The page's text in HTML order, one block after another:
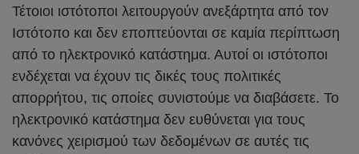
Τέτοιοι ιστότοποι λειτουργούν ανεξάρτητα από τον
Ιστότοπο και δεν εποπτεύονται σε καμία περίπτωση
από το ηλεκτρονικό κατάστημα. Αυτοί οι ιστότοποι
ενδέχεται να έχουν τις δικές τους πολιτικές
απορρήτου, τις οποίες συνιστούμε να διαβάσετε. Το
ηλεκτρονικό κατάστημα δεν ευθύνεται για τους
κανόνες χειρισμού των δεδομένων σε αυτές τις